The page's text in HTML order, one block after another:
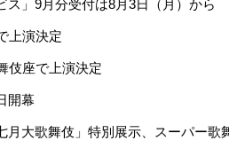
」9月分受付は8月3日（月）から
上演決定
伎座で上演決定
開幕
月大歌舞伎」特別展示、スーパー